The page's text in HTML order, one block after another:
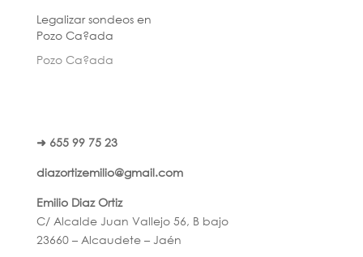
Legalizar sondeos en
Pozo Ca?ada
Pozo Ca?ada
➜ 655 99 75 23
diazortizemilio@gmail.com
Emilio Diaz Ortiz
C/ Alcalde Juan Vallejo 56, B bajo
23660 – Alcaudete – Jaén